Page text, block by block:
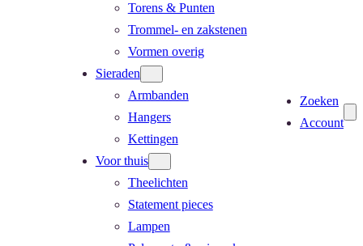
Torens & Punten
Trommel- en zakstenen
Vormen overig
Sieraden
Armbanden
Hangers
Kettingen
Voor thuis
Theelichten
Statement pieces
Lampen
Zoeken
Account